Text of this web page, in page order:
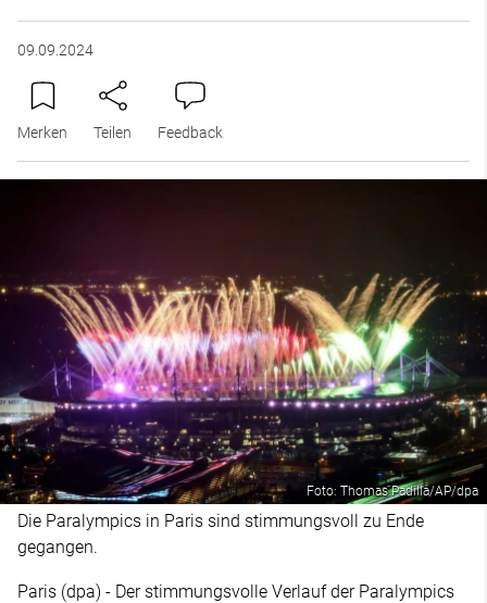
09.09.2024
Merken Teilen Feedback
Foto: Thomas Padilla/AP/dpa
Die Paralympics in Paris sind stimmungsvoll zu Ende
gegangen.
Paris (dpa) - Der stimmungsvolle Verlauf der Paralympics